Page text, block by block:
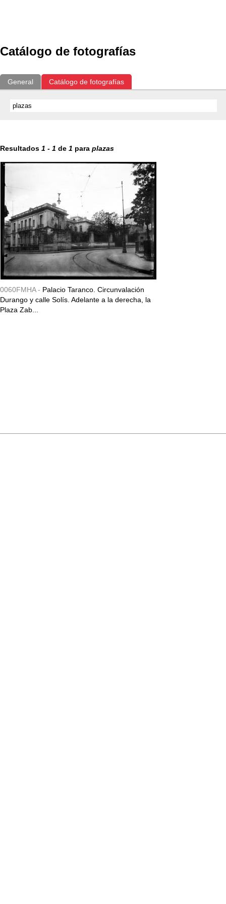
Catálogo de fotografías
General Catálogo de fotografías
Resultados 1 - 1 de 1 para plazas
0060FMHA - Palacio Taranco. Circunvalación
Durango y calle Solís. Adelante a la derecha, la
Plaza Zab...